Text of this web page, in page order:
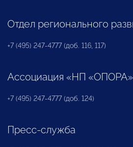
Отдел регионального
+7 (495) 247-4777 (доб. 116, 117)
Ассоциация «НП «ОПОРА»
+7 (495) 247-4777 (доб. 124)
Пресс-служба